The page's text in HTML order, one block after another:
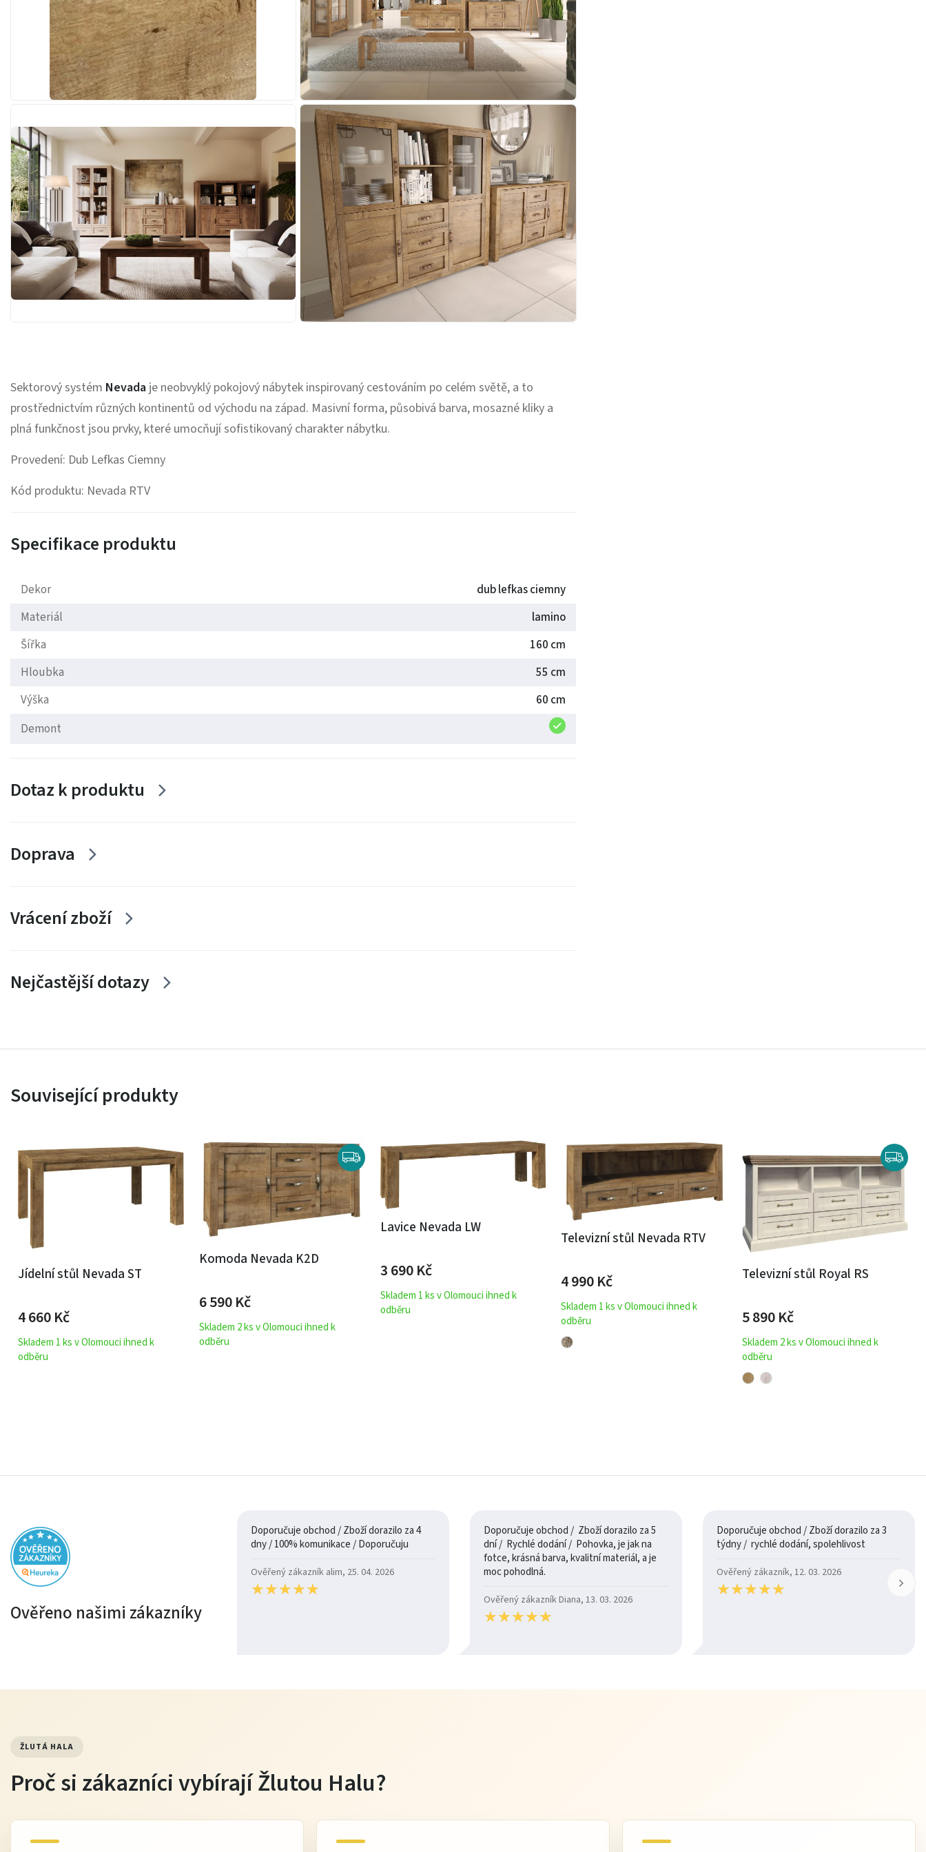
Sektorový systém Nevada je neobvyklý pokojový nábytek inspirovaný cestováním po celém světě, a to
prostřednictvím různých kontinentů od východu na západ. Masivní forma, působivá barva, mosazné kliky a
plná funkčnost jsou prvky, které umocňují sofistikovaný charakter nábytku.
Provedení: Dub Lefkas Ciemny
Kód produktu: Nevada RTV
Specifikace produktu
Dekor
dub lefkas ciemny
Materiál
lamino
Šířka
160 cm
Hloubka
55 cm
Výška
60 cm
Demont
Dotaz k produktu
Doprava
Vrácení zboží
Nejčastější dotazy
Související produkty
Jídelní stůl Nevada ST
4 660Kč
Skladem 1 ks v Olomouci ihned k
odběru
Komoda Nevada K2D
6 590Kč
Skladem 2 ks v Olomouci ihned k
odběru
Lavice Nevada LW
3 690Kč
Skladem 1 ks v Olomouci ihned k
odběru
Televizní stůl Nevada RTV
4 990Kč
Skladem 1 ks v Olomouci ihned k
odběru
Televizní stůl Royal RS
5 890Kč
Skladem 2 ks v Olomouci ihned k
odběru
Ověřeno našimi zákazníky
Doporučuje obchod / Zboží dorazilo za 4
dny / 100% komunikace / Doporučuju
Ověřený zákazník alim, 25. 04. 2026
★★★★★
★★★★★
Doporučuje obchod / Zboží dorazilo za 5
dní / Rychlé dodání / Pohovka, je jak na
fotce, krásná barva, kvalitní materiál, a je
moc pohodlná.
Ověřený zákazník Diana, 13. 03. 2026
★★★★★
★★★★★
Doporučuje obchod / Zboží dorazilo za 3
týdny / rychlé dodání, spolehlivost
Ověřený zákazník, 12. 03. 2026
★★★★★
★★★★★
ŽLUTÁ HALA
Proč si zákazníci vybírají Žlutou Halu?